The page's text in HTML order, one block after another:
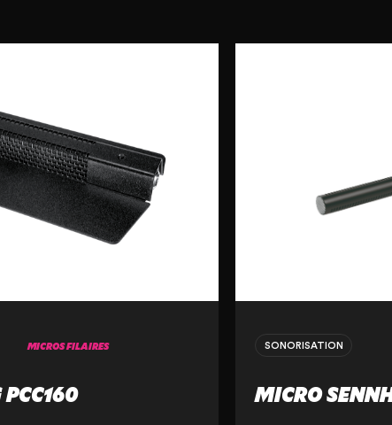
MICROS FILAIRES SONORISATION
MICRO